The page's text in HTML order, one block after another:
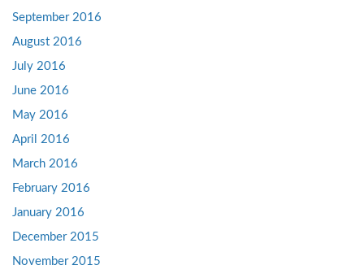
September 2016
August 2016
July 2016
June 2016
May 2016
April 2016
March 2016
February 2016
January 2016
December 2015
November 2015